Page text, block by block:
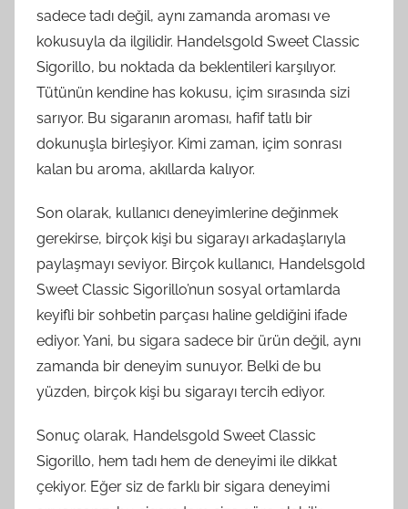
sadece tadı değil, aynı zamanda aroması ve
kokusuyla da ilgilidir. Handelsgold Sweet Classic
Sigorillo, bu noktada da beklentileri karşılıyor.
Tütünün kendine has kokusu, içim sırasında sizi
sarıyor. Bu sigaranın aroması, hafif tatlı bir
dokunuşla birleşiyor. Kimi zaman, içim sonrası
kalan bu aroma, akıllarda kalıyor.
Son olarak, kullanıcı deneyimlerine değinmek
gerekirse, birçok kişi bu sigarayı arkadaşlarıyla
paylaşmayı seviyor. Birçok kullanıcı, Handelsgold
Sweet Classic Sigorillo’nun sosyal ortamlarda
keyifli bir sohbetin parçası haline geldiğini ifade
ediyor. Yani, bu sigara sadece bir ürün değil, aynı
zamanda bir deneyim sunuyor. Belki de bu
yüzden, birçok kişi bu sigarayı tercih ediyor.
Sonuç olarak, Handelsgold Sweet Classic
Sigorillo, hem tadı hem de deneyimi ile dikkat
çekiyor. Eğer siz de farklı bir sigara deneyimi